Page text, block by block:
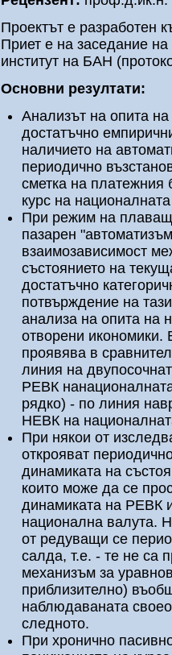
Проектът е разработен
Приет е на заседание
институт на БАН
Основни резултати:
Анализът на опита
достатъчно
наличието на
периодично
сметка на
курс на
При режим на плаващ
пазарен
взаимозависимост
състоянието на
достатъчно
потвърждение на
анализа на опита на
отворени икономики.
проявява в
линия на
РЕВК
рядко) - по линия
НЕВК на
При някои от
открояват
динамиката на
които може да се
динамиката на РЕВК
национална валута.
от редуващи се
салда, т.е. - те не са
механизъм за
приблизително)
наблюдаваната
следното.
При хронично